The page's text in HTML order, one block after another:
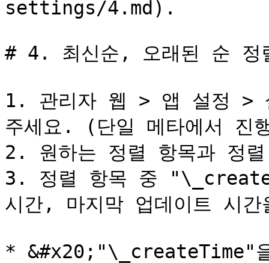
settings/4.md).
# 4. 최신순, 오래된 순 정
1. 관리자 웹 > 앱 설정 >
주세요. (단일 메타에서 진
2. 원하는 정렬 항목과 정
3. 정렬 항목 중
시간, 마지막 업데이트 시
* &#x20;"\_createTime"